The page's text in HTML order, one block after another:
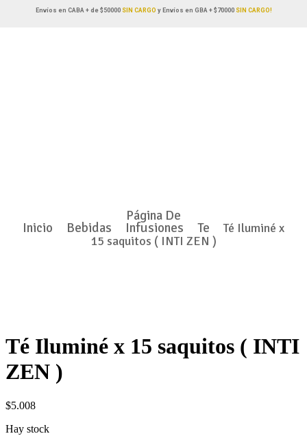
Envíos en CABA + de $50000SIN CARGO y Envíos en GBA + $70000 SIN CARGO!
Página De
Inicio Bebidas Infusiones Te
Té Iluminé x
15 saquitos ( INTI ZEN )
Té Iluminé x 15 saquitos ( INTI
ZEN )
$5.008
Hay stock